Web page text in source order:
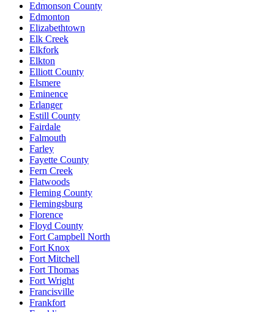
Edmonson County
Edmonton
Elizabethtown
Elk Creek
Elkfork
Elkton
Elliott County
Elsmere
Eminence
Erlanger
Estill County
Fairdale
Falmouth
Farley
Fayette County
Fern Creek
Flatwoods
Fleming County
Flemingsburg
Florence
Floyd County
Fort Campbell North
Fort Knox
Fort Mitchell
Fort Thomas
Fort Wright
Francisville
Frankfort